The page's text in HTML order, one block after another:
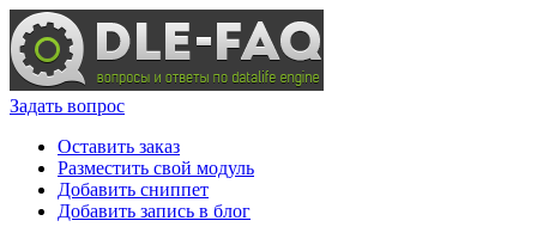
Задать вопрос
Оставить заказ
Разместить свой модуль
Добавить сниппет
Добавить запись в блог